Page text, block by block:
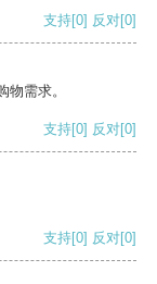
支持[0] 反对[0]
需求。
支持[0] 反对[0]
支持[0] 反对[0]